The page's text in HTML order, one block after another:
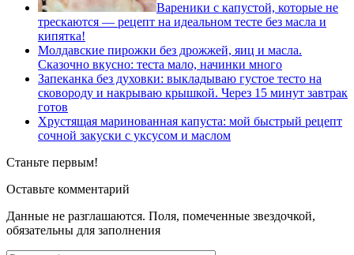
Вареники с капустой, которые не
трескаются — рецепт на идеальном тесте без масла и
кипятка!
Молдавские пирожки без дрожжей, яиц и масла.
Сказочно вкусно: теста мало, начинки много
Запеканка без духовки: выкладываю густое тесто на
сковороду и накрываю крышкой. Через 15 минут завтрак
готов
Хрустящая маринованная капуста: мой быстрый рецепт
сочной закуски с уксусом и маслом
Станьте первым!
Оставьте комментарий
Данные не разглашаются. Поля, помеченные звездочкой,
обязательны для заполнения